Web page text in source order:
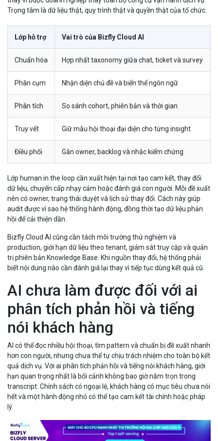
Trọng tâm là dữ liệu thật, quy trình thật và quyền thật của tổ chức.
Lớp hỗ trợ Vai trò của Bizfly Cloud AI
Chuẩn hóa Hợp nhất taxonomy giữa chat, ticket và survey
Phân cụm Nhận diện chủ đề và biến thể ngôn ngữ
Phân tích So sánh cohort, phiên bản và thời gian
Truy vết Giữ mẫu hội thoại đại diện cho từng insight
Điều phối Gắn owner, backlog và nhắc kiểm chứng
Lớp human in the loop cần xuất hiện tại nơi tạo cam kết, thay đổi
dữ liệu, chuyển cấp nhạy cảm hoặc đánh giá con người. Mỗi đề xuất
nên có owner, trạng thái duyệt và lịch sử thay đổi. Cách này giúp
audit được vì sao hệ thống hành động, đồng thời tạo dữ liệu phản
hồi để cải thiện dần.
Bizfly Cloud AI cũng cần tách môi trường thử nghiệm và
production, giới hạn dữ liệu theo tenant, giám sát truy cập và quản
trị phiên bản Knowledge Base. Khi nguồn thay đổi, hệ thống phải
biết nội dung nào cần đánh giá lại thay vì tiếp tục dùng kết quả cũ.
AI chưa làm được đối với ai
phân tích phản hồi và tiếng
nói khách hàng
AI có thể đọc nhiều hội thoại, tìm pattern và chuẩn bị đề xuất nhanh
hơn con người, nhưng chưa thể tự chịu trách nhiệm cho toàn bộ kết
quả dịch vụ. Với ai phân tích phản hồi và tiếng nói khách hàng, giới
hạn quan trọng nhất là bối cảnh không bao giờ nằm trọn trong
transcript. Chính sách có ngoại lệ, khách hàng có mục tiêu chưa nói
hết và một hành động nhỏ có thể tạo cam kết tài chính hoặc pháp
lý.